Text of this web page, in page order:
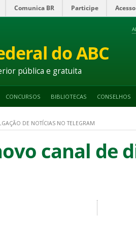
Comunica BR Participe
do ABC
pública e gratuita
CONCURSOS BIBLIOTECAS CONSELHOS
DE NOTÍCIAS NO TELEGRAM
canal de